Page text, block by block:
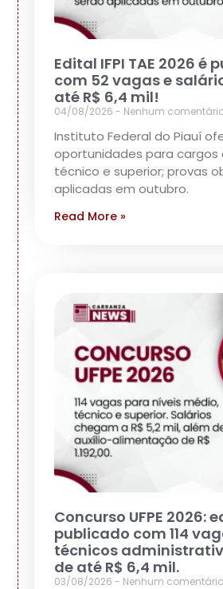
Edital IFPI TAE 2026 é
com 52 vagas e
até R$ 6,4 mil!
04/08/2026 Nenhum
Instituto Federal do Piauí
oportunidades para cargos
técnico e superior; provas
aplicadas em outubro.
Read More »
Concurso UFPE 2026:
publicado com 114
técnicos
de até R$ 6,4 mil.
03/08/2026 Nenhum comentário